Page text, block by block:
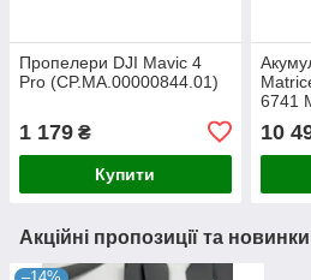
Пропелери DJI Mavic 4
Pro (CP.MA.00000844.01)
1 179 ₴
Купити
6741
10
Акційні пропозиції та новинки